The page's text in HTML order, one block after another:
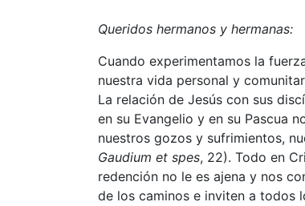
Queridos hermanos y hermanas:
Cuando experimentamos la
nuestra vida personal y
La relación de Jesús con sus
en su Evangelio y en su Pascua
nuestros gozos y sufrimientos,
Gaudium et spes, 22). Todo en
redención no le es ajena y nos
de los caminos e inviten a todos